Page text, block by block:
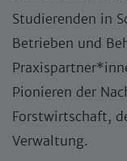
Studierenden in
Betrieben und
Pionieren der
Forstwirtschaft,
Verwaltung.